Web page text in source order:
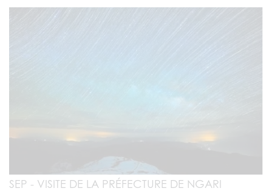
SEP - VISITE DE LA PRÉFECTURE DE NGARI